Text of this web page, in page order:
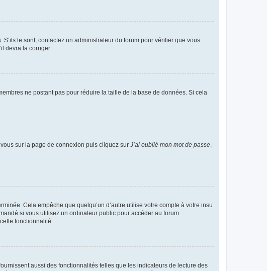
le sont, contactez un administrateur du forum pour vérifier que vous
devra la corriger.
ne postant pas pour réduire la taille de la base de données. Si cela
sur la page de connexion puis cliquez sur J’ai oublié mon mot de passe
Cela empêche que quelqu’un d’autre utilise votre compte à votre insu
si vous utilisez un ordinateur public pour accéder au forum
fonctionnalité.
aussi des fonctionnalités telles que les indicateurs de lecture des